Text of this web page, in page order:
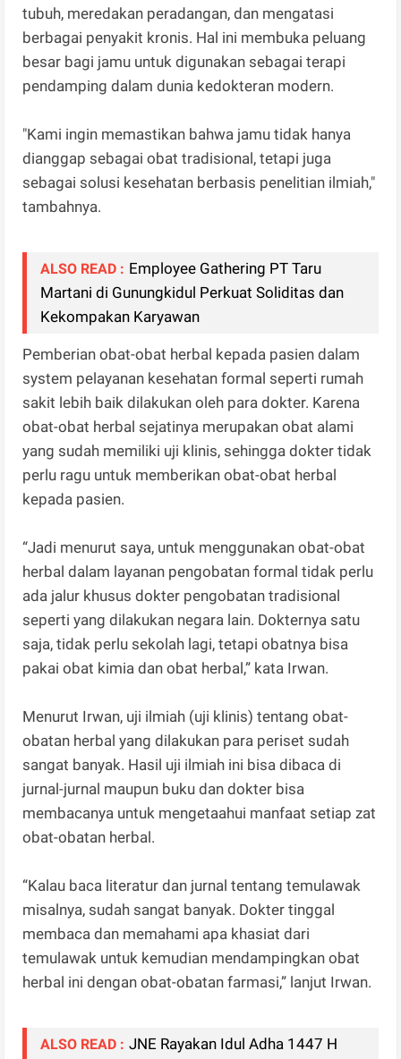
tubuh, meredakan peradangan, dan mengatasi
berbagai penyakit kronis. Hal ini membuka peluang
besar bagi jamu untuk digunakan sebagai terapi
pendamping dalam dunia kedokteran modern.
"Kami ingin memastikan bahwa jamu tidak hanya
dianggap sebagai obat tradisional, tetapi juga
sebagai solusi kesehatan berbasis penelitian ilmiah,"
tambahnya.
ALSO READ : Employee Gathering PT Taru
Martani di Gunungkidul Perkuat Soliditas dan
Kekompakan Karyawan
Pemberian obat-obat herbal kepada pasien dalam
system pelayanan kesehatan formal seperti rumah
sakit lebih baik dilakukan oleh para dokter. Karena
obat-obat herbal sejatinya merupakan obat alami
yang sudah memiliki uji klinis, sehingga dokter tidak
perlu ragu untuk memberikan obat-obat herbal
kepada pasien.
“Jadi menurut saya, untuk menggunakan obat-obat
herbal dalam layanan pengobatan formal tidak perlu
ada jalur khusus dokter pengobatan tradisional
seperti yang dilakukan negara lain. Dokternya satu
saja, tidak perlu sekolah lagi, tetapi obatnya bisa
pakai obat kimia dan obat herbal,” kata Irwan.
Menurut Irwan, uji ilmiah (uji klinis) tentang obat-
obatan herbal yang dilakukan para periset sudah
sangat banyak. Hasil uji ilmiah ini bisa dibaca di
jurnal-jurnal maupun buku dan dokter bisa
membacanya untuk mengetaahui manfaat setiap zat
obat-obatan herbal.
“Kalau baca literatur dan jurnal tentang temulawak
misalnya, sudah sangat banyak. Dokter tinggal
membaca dan memahami apa khasiat dari
temulawak untuk kemudian mendampingkan obat
herbal ini dengan obat-obatan farmasi,” lanjut Irwan.
ALSO READ : JNE Rayakan Idul Adha 1447 H